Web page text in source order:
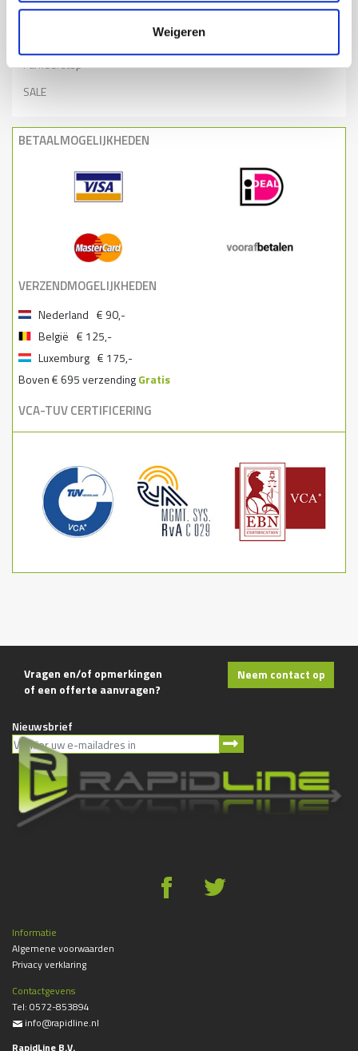
Weigeren
Spiegels
Parkeerstop
SALE
BETAALMOGELIJKHEDEN
VERZENDMOGELIJKHEDEN
Nederland € 90,-
België € 125,-
Luxemburg € 175,-
Boven € 695 verzendingGratis
VCA-TUV CERTIFICERING
Vragen en/of opmerkingen
of een offerte aanvragen?
Neem contact op
Nieuwsbrief
g *
Informatie
Algemene voorwaarden
Privacy verklaring
Contactgevens
Tel: 0572-853894
% info@rapidline.nl
RapidLine B.V.